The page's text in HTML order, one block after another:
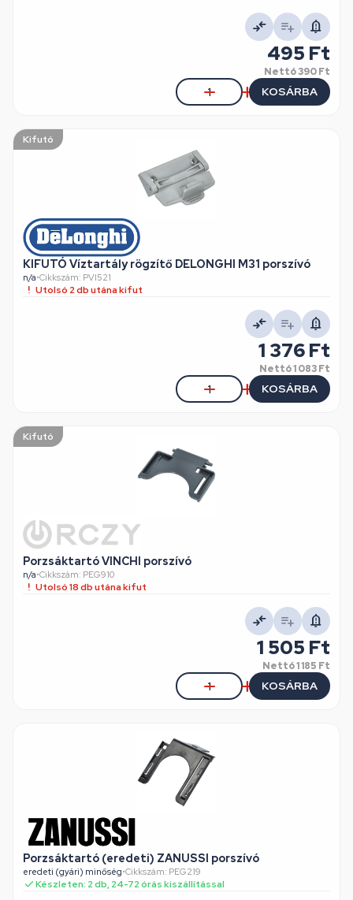
495 Ft
Nettó390 Ft
KOSÁRBA
Kifutó
KIFUTÓ Víztartály rögzítő DELONGHI M31 porszívó
n/a•Cikkszám: PVI521
Utolsó 2 db utána kifut
1 376 Ft
Nettó1 083 Ft
KOSÁRBA
Kifutó
Porzsáktartó VINCHI porszívó
n/a•Cikkszám: PEG910
Utolsó 18 db utána kifut
1 505 Ft
Nettó1 185 Ft
KOSÁRBA
Porzsáktartó (eredeti) ZANUSSI porszívó
eredeti (gyári) minőség•Cikkszám: PEG219
Készleten: 2 db, 24-72 órás kiszállítással